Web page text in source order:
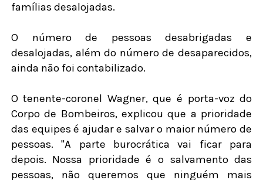
famílias desalojadas.
O número de pessoas desabrigadas e
desalojadas, além do número de desaparecidos,
ainda não foi contabilizado.
O tenente-coronel Wagner, que é porta-voz do
Corpo de Bombeiros, explicou que a prioridade
das equipes é ajudar e salvar o maior número de
pessoas. "A parte burocrática vai ficar para
depois. Nossa prioridade é o salvamento das
pessoas, não queremos que ninguém mais